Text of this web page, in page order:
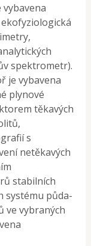
spektrometr).
je vybavena
plynové
těkavých
s
netěkavých
stabilních
systému půda-
ve vybraných